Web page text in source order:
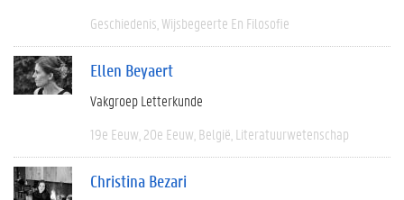
Geschiedenis Wijsbegeerte En Filosofie
Ellen Beyaert
Vakgroep Letterkunde
19e Eeuw 20e Eeuw België Literatuurwetenschap
Christina Bezari